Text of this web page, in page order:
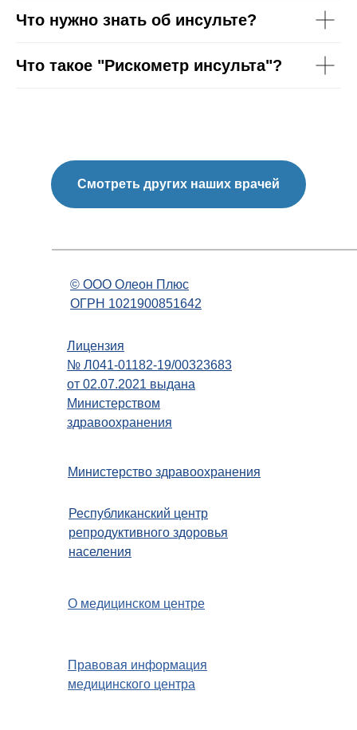
Что нужно знать об инсульте?
Что такое "Рискометр инсульта"?
Смотреть других наших врачей
© OOO Олеон Плюс
ОГРН 1021900851642
Министерство здравоохранения
Республиканский центр
репродуктивного здоровья
населения
О медицинском центре
Правовая информация
медицинского центра
Лицензия
№ Л041-01182-19/00323683
от 02.07.2021 выдана
Министерством
здравоохранения